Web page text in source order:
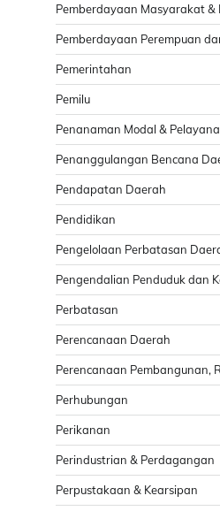
Pemberdayaan Masyarakat &
Pemberdayaan Perempuan
Pemerintahan
Pemilu
Penanaman Modal &
Penanggulangan Bencana
Pendapatan Daerah
Pendidikan
Pengelolaan Perbatasan
Pengendalian Penduduk dan
Perbatasan
Perencanaan Daerah
Perencanaan Pembangunan,
Perhubungan
Perikanan
Perindustrian & Perdagangan
Perpustakaan & Kearsipan